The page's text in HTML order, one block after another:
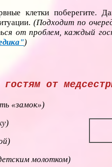
клетки поберегите.
(Подходит по
от проблем, каждый
)
гостям от
«замок»)
молотком)